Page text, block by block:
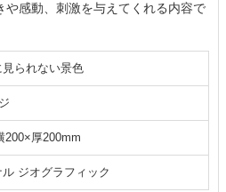
や感動、刺激を与えてくれる内容で
られない景色
200×厚200mm
ジオグラフィック